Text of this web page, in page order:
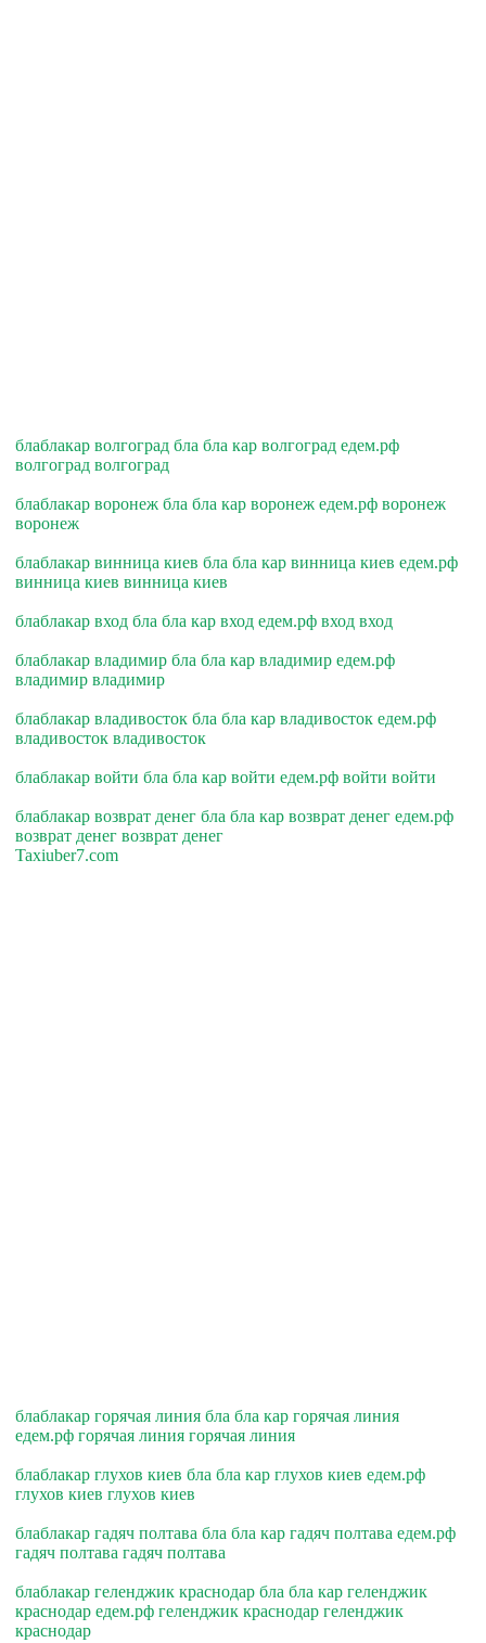
блаблакар волгоград бла бла кар волгоград едем.рф
волгоград волгоград
блаблакар воронеж бла бла кар воронеж едем.рф воронеж
воронеж
блаблакар винница киев бла бла кар винница киев едем.рф
винница киев винница киев
блаблакар вход бла бла кар вход едем.рф вход вход
блаблакар владимир бла бла кар владимир едем.рф
владимир владимир
блаблакар владивосток бла бла кар владивосток едем.рф
владивосток владивосток
блаблакар войти бла бла кар войти едем.рф войти войти
блаблакар возврат денег бла бла кар возврат денег едем.рф
возврат денег возврат денег
Taxiuber7.com
блаблакар горячая линия бла бла кар горячая линия
едем.рф горячая линия горячая линия
блаблакар глухов киев бла бла кар глухов киев едем.рф
глухов киев глухов киев
блаблакар гадяч полтава бла бла кар гадяч полтава едем.рф
гадяч полтава гадяч полтава
блаблакар геленджик краснодар бла бла кар геленджик
краснодар едем.рф геленджик краснодар геленджик
краснодар